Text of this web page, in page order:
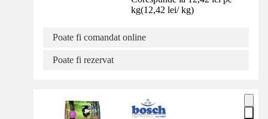
kg(12,42 lei/ kg)
Poate fi comandat online
Poate fi rezervat